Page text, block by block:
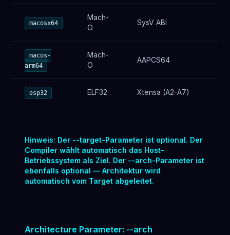
macosx64
Mach-
O
SysV ABI
macos-
arm64
Mach-
O
AAPCS64
esp32 ELF32 Xtensa (A2-A7)
Hinweis: Der --target-Parameter ist optional. Der
Compiler wählt automatisch das Host-
Betriebssystem als Ziel. Der --arch-Parameter ist
ebenfalls optional — Architektur wird
automatisch vom Target abgeleitet.
Architecture Parameter: --arch